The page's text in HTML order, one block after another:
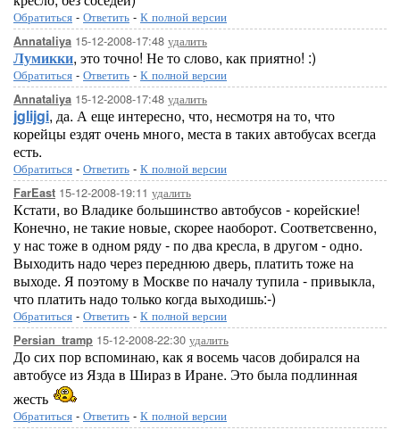
Обратиться - Ответить - К полной версии
Annataliya 15-12-2008-17:48 удалить
Лумикки, это точно! Не то слово, как приятно! :)
Обратиться - Ответить - К полной версии
Annataliya 15-12-2008-17:48 удалить
jglijgi, да. А еще интересно, что, несмотря на то, что
корейцы ездят очень много, места в таких автобусах всегда
есть.
Обратиться - Ответить - К полной версии
FarEast 15-12-2008-19:11 удалить
Кстати, во Владике большинство автобусов - корейские!
Конечно, не такие новые, скорее наоборот. Соответсвенно,
у нас тоже в одном ряду - по два кресла, в другом - одно.
Выходить надо через переднюю дверь, платить тоже на
выходе. Я поэтому в Москве по началу тупила - привыкла,
что платить надо только когда выходишь:-)
Обратиться - Ответить - К полной версии
Persian_tramp 15-12-2008-22:30 удалить
До сих пор вспоминаю, как я восемь часов добирался на
автобусе из Язда в Шираз в Иране. Это была подлинная
жесть
Обратиться - Ответить - К полной версии